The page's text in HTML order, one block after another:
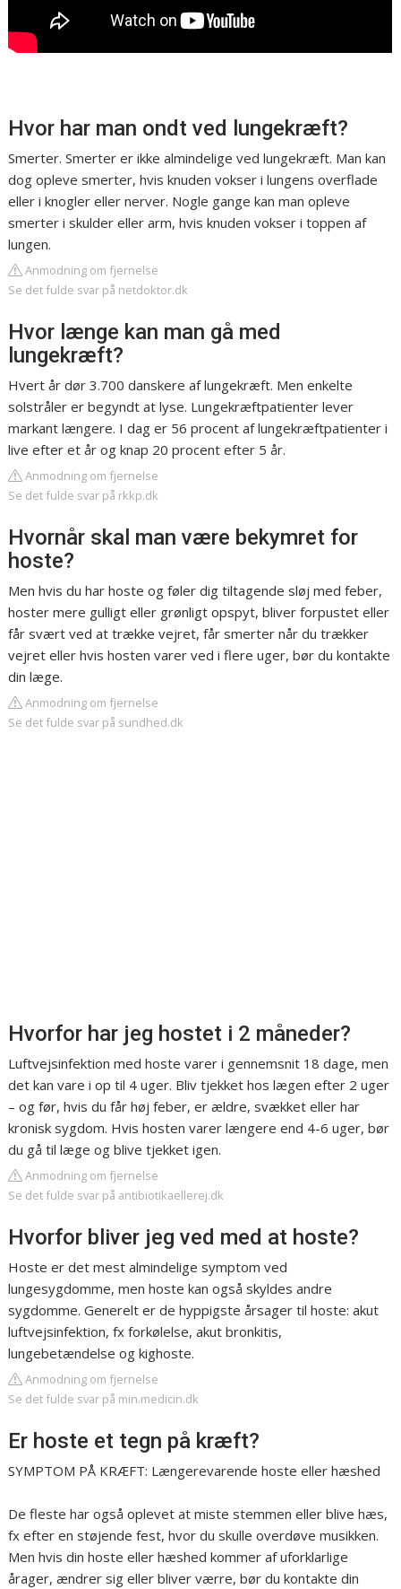
Hvor har man ondt ved lungekræft?
Smerter. Smerter er ikke almindelige ved lungekræft. Man kan
dog opleve smerter, hvis knuden vokser i lungens overflade
eller i knogler eller nerver. Nogle gange kan man opleve
smerter i skulder eller arm, hvis knuden vokser i toppen af
lungen.
Anmodning om fjernelse
Se det fulde svar på netdoktor.dk
Hvor længe kan man gå med
lungekræft?
Hvert år dør 3.700 danskere af lungekræft. Men enkelte
solstråler er begyndt at lyse. Lungekræftpatienter lever
markant længere. I dag er 56 procent af lungekræftpatienter i
live efter et år og knap 20 procent efter 5 år.
Anmodning om fjernelse
Se det fulde svar på rkkp.dk
Hvornår skal man være bekymret for
hoste?
Men hvis du har hoste og føler dig tiltagende sløj med feber,
hoster mere gulligt eller grønligt opspyt, bliver forpustet eller
får svært ved at trække vejret, får smerter når du trækker
vejret eller hvis hosten varer ved i flere uger, bør du kontakte
din læge.
Anmodning om fjernelse
Se det fulde svar på sundhed.dk
Hvorfor har jeg hostet i 2 måneder?
Luftvejsinfektion med hoste varer i gennemsnit 18 dage, men
det kan vare i op til 4 uger. Bliv tjekket hos lægen efter 2 uger
– og før, hvis du får høj feber, er ældre, svækket eller har
kronisk sygdom. Hvis hosten varer længere end 4-6 uger, bør
du gå til læge og blive tjekket igen.
Anmodning om fjernelse
Se det fulde svar på antibiotikaellerej.dk
Hvorfor bliver jeg ved med at hoste?
Hoste er det mest almindelige symptom ved
lungesygdomme, men hoste kan også skyldes andre
sygdomme. Generelt er de hyppigste årsager til hoste: akut
luftvejsinfektion, fx forkølelse, akut bronkitis,
lungebetændelse og kighoste.
Anmodning om fjernelse
Se det fulde svar på min.medicin.dk
Er hoste et tegn på kræft?
SYMPTOM PÅ KRÆFT: Længerevarende hoste eller hæshed
De fleste har også oplevet at miste stemmen eller blive hæs,
fx efter en støjende fest, hvor du skulle overdøve musikken.
Men hvis din hoste eller hæshed kommer af uforklarlige
årager, ændrer sig eller bliver værre, bør du kontakte din